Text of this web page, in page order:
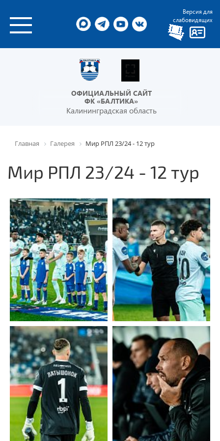
Версия для
слабовидящих
ОФИЦИАЛЬНЫЙ САЙТ
ФК «БАЛТИКА»
Калининградская область
Главная Галерея Мир РПЛ 23/24 - 12 тур
Мир РПЛ 23/24 - 12 тур